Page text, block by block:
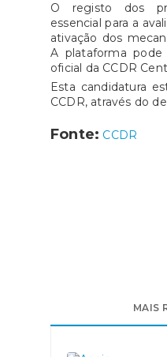
O registo dos
essencial para a
ativação dos
A plataforma
oficial da CCDR
Esta candidatura
CCDR, através do
Fonte: CCDR
MAIS